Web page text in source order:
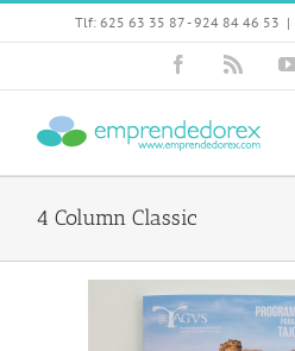
Skip
Tlf: 625 63 35 87 - 924 84 46 53 |
Facebook
4 Column Classic